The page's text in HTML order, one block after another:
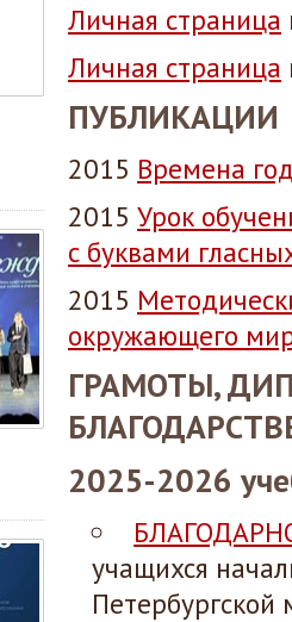
Личная страница
Личная страница
ПУБЛИКАЦИИ
2015 Времена
2015 Урок
с буквами
2015
окружающего
ГРАМОТЫ,
2025-2026
учащихся